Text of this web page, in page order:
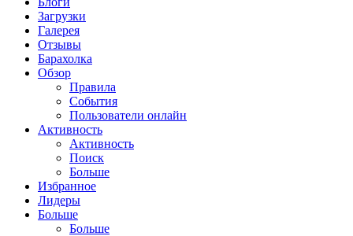
Загрузки
Галерея
Отзывы
Барахолка
Обзор
Правила
События
Пользователи онлайн
Активность
Активность
Поиск
Больше
Избранное
Лидеры
Больше
Больше